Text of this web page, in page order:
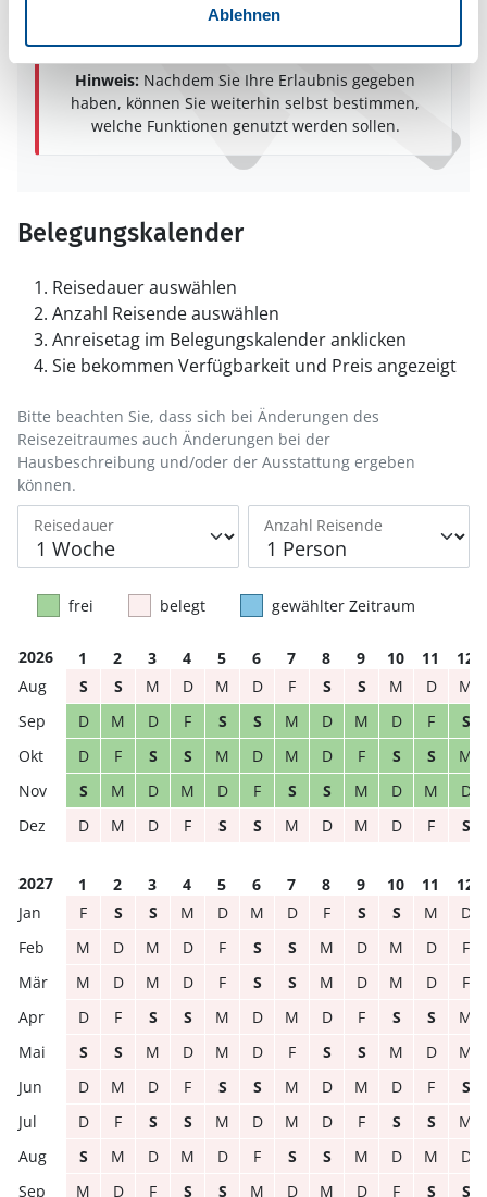
Ablehnen
deaktivieren Sie bitte den Blocker für diese Seite
Hinweis: Nachdem Sie Ihre Erlaubnis gegeben
haben, können Sie weiterhin selbst bestimmen,
welche Funktionen genutzt werden sollen.
Belegungskalender
Reisedauer auswählen
Anzahl Reisende auswählen
Anreisetag im Belegungskalender anklicken
Sie bekommen Verfügbarkeit und Preis angezeigt
Reisedauer Anzahl Reisende
Bitte beachten Sie, dass sich bei Änderungen des
Reisezeitraumes auch Änderungen bei der
Hausbeschreibung und/oder der Ausstattung ergeben
können.
frei belegt gewählter Zeitraum
2026 1 2 3 4 5 6 7 8 9 10 11
12
S
S M D M D F S S M D
M
D
M D F S S M D M D F
S
D
F S S M D M D F S S
M
S
M D M D F S S M D M
D
D
M D F S S M D M D F S
2027 1 2 3 4 5 6 7 8 9 10 11
12
F
S S M D M D F S S M
D
M
D M D F S S M D M D
F
M
D M D F S S M D M D
F
D
F S S M D M D F S S
M
S
S M D M D F S S M D
M
D
M D F S S M D M D F
S
D
F S S M D M D F S S
M
S
M D M D F S S M D M
D
M
D F S S M D M D F S S